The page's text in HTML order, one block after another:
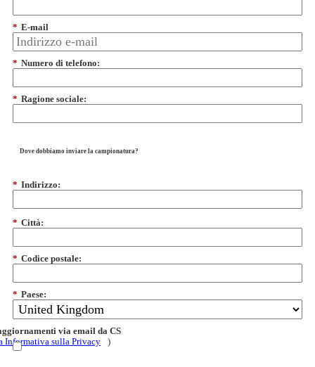
* E-mail
* Numero di telefono:
* Ragione sociale:
Dove dobbiamo inviare la campionatura?
* Indirizzo:
* Città:
* Codice postale:
* Paese:
via email da CS
Informativa sulla Privacy
)